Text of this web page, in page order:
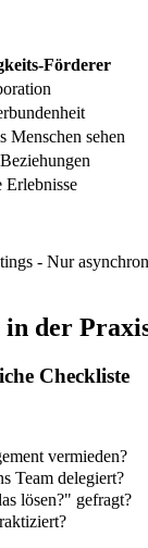
Förderer
Menschen sehen
Erlebnisse
- Nur
der
Checkliste
vermieden?
Team delegiert?
lösen?" gefragt?